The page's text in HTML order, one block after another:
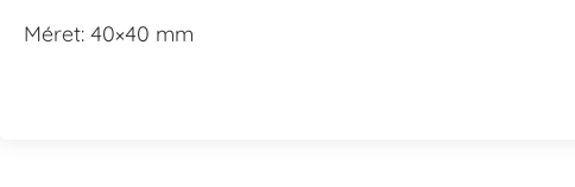
Méret: 40×40 mm